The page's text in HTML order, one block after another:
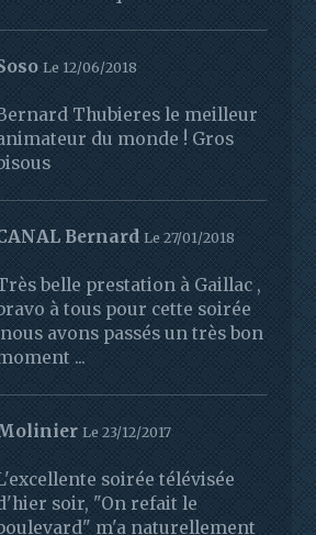
Le 12/06/2018
Thubieres le meilleur
du monde ! Gros
Bernard Le 27/01/2018
belle prestation à Gaillac ,
à tous pour cette soirée
avons passés un très bon
...
Le 23/12/2017
soirée télévisée
soir, "On refait le
m'a naturellement